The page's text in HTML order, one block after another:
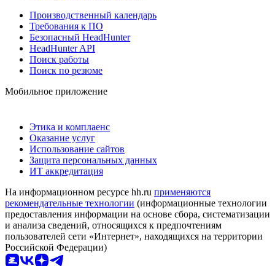
Производственный календарь
Требования к ПО
Безопасный HeadHunter
HeadHunter API
Поиск работы
Поиск по резюме
Мобильное приложение
Этика и комплаенс
Оказание услуг
Использование сайтов
Защита персональных данных
ИТ аккредитация
На информационном ресурсе hh.ru применяются
рекомендательные технологии (информационные технологии
предоставления информации на основе сбора, систематизации
и анализа сведений, относящихся к предпочтениям
пользователей сети «Интернет», находящихся на территории
Российской Федерации)